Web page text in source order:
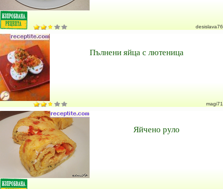
desislava76
Пълнени яйца с лютеница
magi71
Яйчено руло